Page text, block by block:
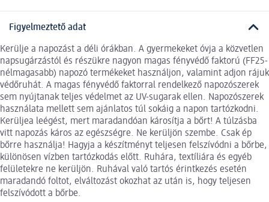
Figyelmeztető adat
Kerülje a napozást a déli órákban. A gyermekeket óvja a közvetlen
napsugárzástól és részükre nagyon magas fényvédő faktorú (FF25-
nélmagasabb) napozó termékeket használjon, valamint adjon rájuk
védőruhát. A magas fényvédő faktorral rendelkező napozószerek
sem nyújtanak teljes védelmet az UV-sugarak ellen. Napozószerek
használata mellett sem ajánlatos túl sokáig a napon tartózkodni.
Kerüljea leégést, mert maradandóan károsítja a bőrt! A túlzásba
vitt napozás káros az egészségre. Ne kerüljön szembe. Csak ép
bőrre használja! Hagyja a készítményt teljesen felszívódni a bőrbe,
különösen vízben tartózkodás előtt. Ruhára, textíliára és egyéb
felületekre ne kerüljön. Ruhával való tartós érintkezés esetén
maradandó foltot, elváltozást okozhat az után is, hogy teljesen
felszívódott a bőrbe.